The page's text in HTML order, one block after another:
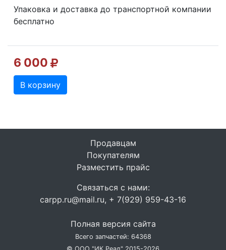
Упаковка и доставка до транспортной компании
бесплатно
6 000
В корзину
Продавцам
Покупателям
Разместить прайс
Связаться с нами:
carpp.ru@mail.ru, + 7(929) 959-43-16
Полная версия сайта
Всего запчастей: 64368